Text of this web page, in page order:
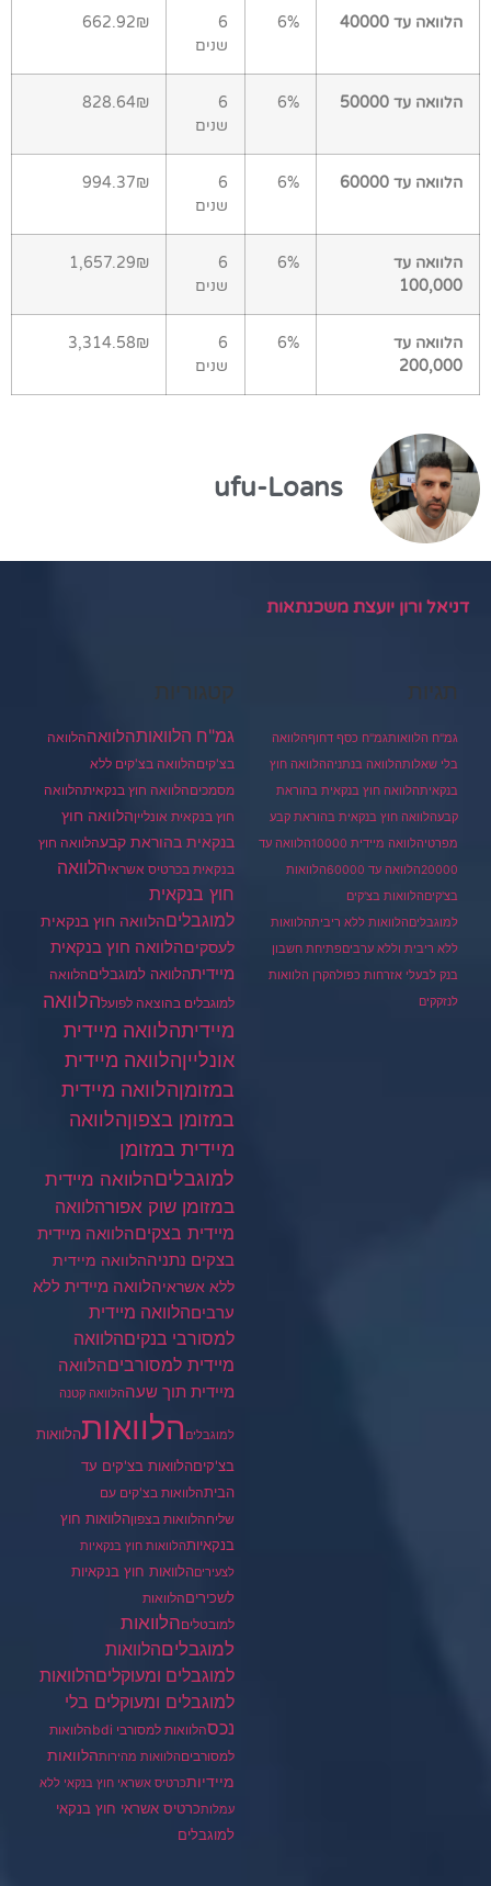
הלוואה עד 40000 6%
6
שנים
662.92₪
הלוואה עד 50000 6%
6
שנים
828.64₪
הלוואה עד 60000 6%
6
שנים
994.37₪
הלוואה עד
100,000
6%
6
שנים
1,657.29₪
הלוואה עד
200,000
6%
6
שנים
3,314.58₪
ufu-Loans
דניאל ורון יועצת משכנתאות
תגיות
גמ"ח הלוואותגמ"ח כסף דחוףהלוואה
בלי שאלותהלוואה בנתניההלוואה חוץ
בנקאיתהלוואה חוץ בנקאית בהוראת
קבעהלוואה חוץ בנקאית בהוראת קבע
מפרטיהלוואה מיידית 10000
הלוואה עד
20000הלוואה עד 60000
הלוואות
בצ'קיםהלוואות בצ'קים
למוגבליםהלוואות ללא ריביתהלוואות
ללא ריבית וללא ערביםפתיחת חשבון
בנק לבעלי אזרחות כפולהקרן הלוואות
לנזקקים
קטגוריות
גמ"ח הלוואותהלוואההלוואה
בצ'קיםהלוואה בצ'קים ללא
מסמכיםהלוואה חוץ בנקאיתהלוואה
חוץ בנקאית אונלייןהלוואה חוץ
בנקאית בהוראת קבעהלוואה חוץ
בנקאית בכרטיס אשראיהלוואה
חוץ בנקאית
למוגבליםהלוואה חוץ בנקאית
לעסקיםהלוואה חוץ בנקאית
מיידיתהלוואה למוגבליםהלוואה
למוגבלים בהוצאה לפועלהלוואה
מיידיתהלוואה מיידית
אונלייןהלוואה מיידית
במזומןהלוואה מיידית
במזומן בצפוןהלוואה
מיידית במזומן
למוגבליםהלוואה מיידית
במזומן שוק אפורהלוואה
מיידית בצקיםהלוואה מיידית
בצקים נתניההלוואה מיידית
ללא אשראיהלוואה מיידית ללא
ערביםהלוואה מיידית
למסורבי בנקיםהלוואה
מיידית למסורביםהלוואה
מיידית תוך שעההלוואה קטנה
למוגבלים הלוואותהלוואות
בצ'קיםהלוואות בצ'קים עד
הביתהלוואות בצ'קים עם
שליחהלוואות בצפוןהלוואות חוץ
בנקאיותהלוואות חוץ בנקאיות
לצעיריםהלוואות חוץ בנקאיות
לשכיריםהלוואות
למובטליםהלוואות
למוגבליםהלוואות
למוגבלים ומעוקליםהלוואות
למוגבלים ומעוקלים בלי
נכסהלוואות למסורבי bdi
הלוואות
למסורביםהלוואות מהירותהלוואות
מיידיותכרטיס אשראי חוץ בנקאי ללא
עמלותכרטיס אשראי חוץ בנקאי
למוגבלים